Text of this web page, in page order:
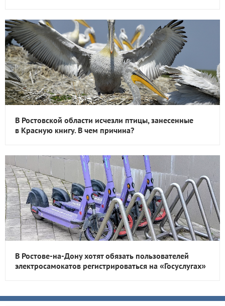
В Ростовской области исчезли птицы, занесенные
в Красную книгу. В чем причина?
В Ростове-на-Дону хотят обязать пользователей
электросамокатов регистрироваться на «Госуслугах»